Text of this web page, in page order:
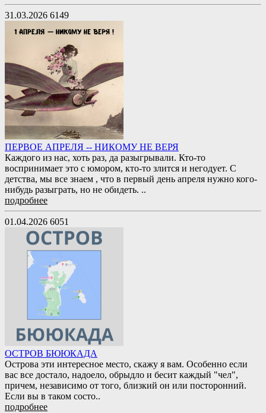
31.03.2026 6149
ПЕРВОЕ АПРЕЛЯ -- НИКОМУ НЕ ВЕРЯ
Каждого из нас, хоть раз, да разыгрывали. Кто-то
воспринимает это с юмором, кто-то злится и негодует. С
детства, мы все знаем , что в первый день апреля нужно кого-
нибудь разыграть, но не обидеть. ..
подробнее
01.04.2026 6051
ОСТРОВ БЮЮКАДА
Острова эти интересное место, скажу я вам. Особенно если
вас все достало, надоело, обрыдло и бесит каждый "чел",
причем, независимо от того, близкий он или посторонний.
Если вы в таком состо..
подробнее